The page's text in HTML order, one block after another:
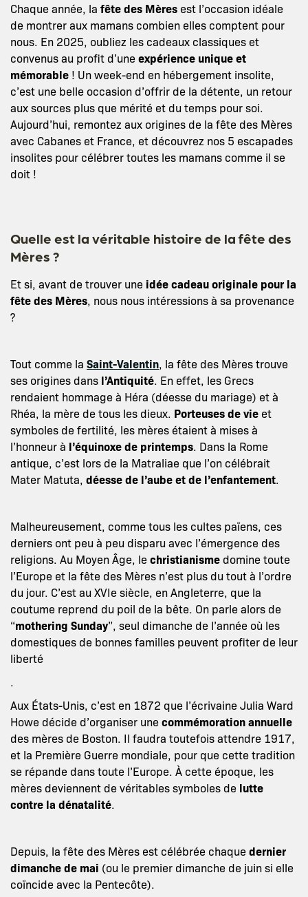
Chaque année, la fête des Mères est l’occasion idéale
de montrer aux mamans combien elles comptent pour
nous. En 2025, oubliez les cadeaux classiques et
convenus au profit d’uneexpérience unique et
mémorable ! Un week-end en hébergement insolite,
c’est une belle occasion d’offrir de la détente, un retour
aux sources plus que mérité et du temps pour soi.
Aujourd’hui, remontez aux origines de la fête des Mères
avec Cabanes et France, et découvrez nos 5 escapades
insolites pour célébrer toutes les mamans comme il se
doit !
Quelle est la véritable histoire de la fête des
Mères ?
Et si, avant de trouver une idée cadeau originale pour la
fête des Mères, nous nous intéressions à sa provenance
?
Tout comme la Saint-Valentin, la fête des Mères trouve
ses origines dans l’Antiquité. En effet, les Grecs
rendaient hommage à Héra (déesse du mariage) et à
Rhéa, la mère de tous les dieux. Porteuses de vie et
symboles de fertilité, les mères étaient à mises à
l’honneur à l’équinoxe de printemps. Dans la Rome
antique, c’est lors de la Matraliae que l’on célébrait
Mater Matuta, déesse de l’aube et de l’enfantement.
Malheureusement, comme tous les cultes païens, ces
derniers ont peu à peu disparu avec l’émergence des
religions. Au Moyen Âge, lechristianisme domine toute
l’Europe et la fête des Mères n’est plus du tout à l’ordre
du jour. C’est au XVIe siècle, en Angleterre, que la
coutume reprend du poil de la bête. On parle alors de
“mothering Sunday”, seul dimanche de l’année où les
domestiques de bonnes familles peuvent profiter de leur
liberté
.
Aux États-Unis, c’est en 1872 que l’écrivaine Julia Ward
Howe décide d’organiser unecommémoration annuelle
des mères de Boston. Il faudra toutefois attendre 1917,
et la Première Guerre mondiale, pour que cette tradition
se répande dans toute l’Europe. À cette époque, les
mères deviennent de véritables symboles de lutte
contre la dénatalité.
Depuis, la fête des Mères est célébrée chaquedernier
dimanche de mai (ou le premier dimanche de juin si elle
coïncide avec la Pentecôte).